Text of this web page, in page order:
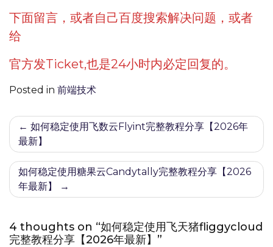
下面留言，或者自己百度搜索解决问题，或者
给
官方发Ticket,也是24小时内必定回复的。
Posted in 前端技术
文
章
导
航
如何稳定使用飞数云Flyint完整教程分享【2026年
最新】
如何稳定使用糖果云Candytally完整教程分享【2026
年最新】
4 thoughts on “如何稳定使用飞天猪fliggycloud
完整教程分享【2026年最新】”